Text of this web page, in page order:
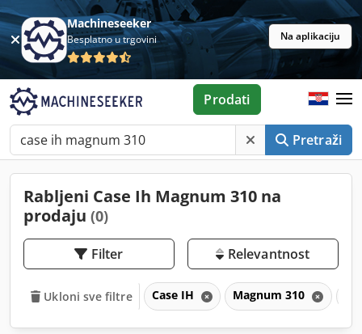
Machineseeker
Besplatno u trgovini Na aplikaciju
Pretraži
Prodati
Rabljeni Case Ih Magnum 310 na
prodaju (0)
Filter Relevantnost
Ukloni sve filtre Case IH Magnum 310